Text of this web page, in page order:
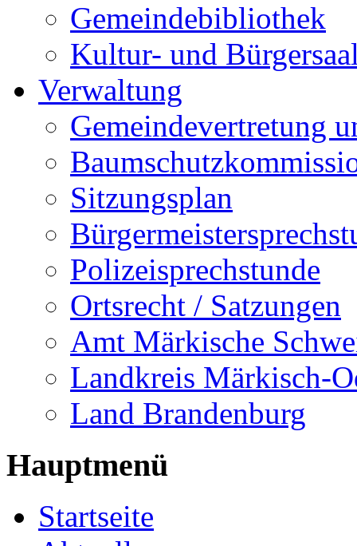
Gemeindebibliothek
Kultur- und
Verwaltung
Gemeindevertretung
Sitzungsplan
Polizeisprechstunde
Ortsrecht / Satzungen
Amt Märkische
Landkreis Märkisch-
Land Brandenburg
Hauptmenü
Startseite